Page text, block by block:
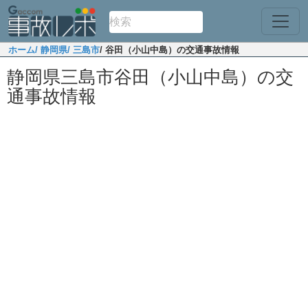
ホーム/ 静岡県/ 三島市/ 谷田（小山中島）の交通事故情報
静岡県三島市谷田（小山中島）の交
通事故情報